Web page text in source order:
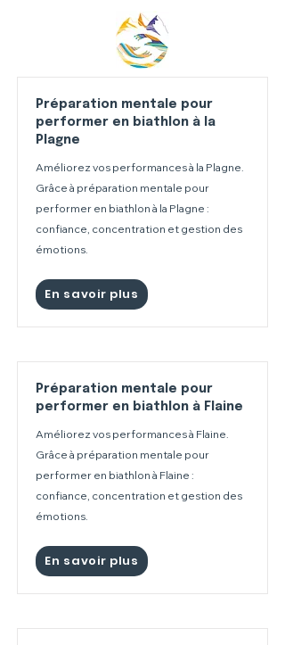
Préparation mentale pour
performer en biathlon à la
Plagne
Améliorez vos performances à la Plagne.
Grâce à préparation mentale pour
performer en biathlon à la Plagne :
confiance, concentration et gestion des
émotions.
En savoir plus
Préparation mentale pour
performer en biathlon à Flaine
Améliorez vos performances à Flaine.
Grâce à préparation mentale pour
performer en biathlon à Flaine :
confiance, concentration et gestion des
émotions.
En savoir plus